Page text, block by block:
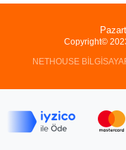
Copyright©
NETHOUSE